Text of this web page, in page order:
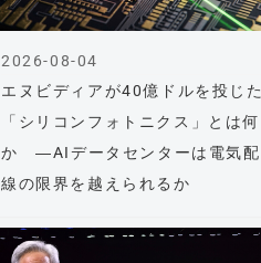
エヌビディアが40億ドルを投じた
「シリコンフォトニクス」とは何
か ―AIデータセンターは電気配
線の限界を越えられるか
2026-08-04